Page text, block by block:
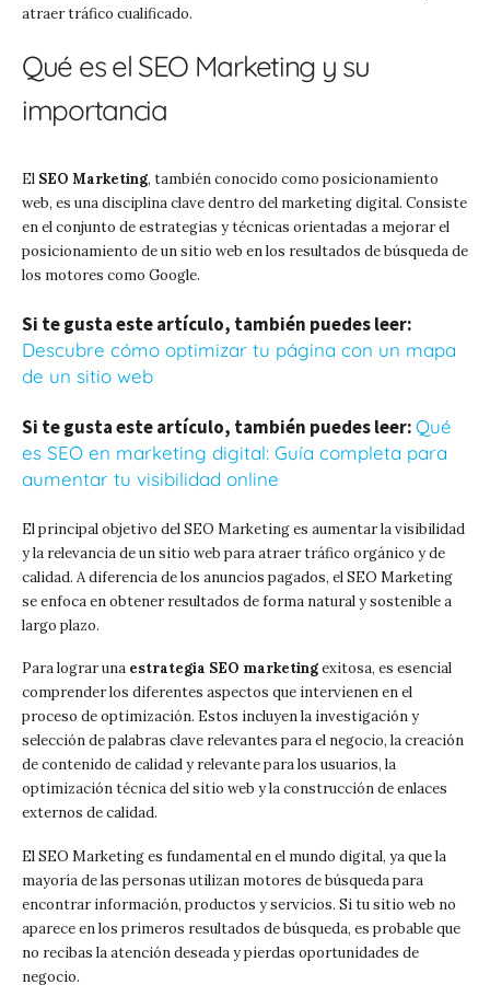
atraer tráfico cualificado.
Qué es el SEO Marketing y su
importancia
El SEO Marketing, también conocido como posicionamiento
web, es una disciplina clave dentro del marketing digital. Consiste
en el conjunto de estrategias y técnicas orientadas a mejorar el
posicionamiento de un sitio web en los resultados de búsqueda de
los motores como Google.
Si te gusta este artículo, también puedes leer:
Descubre cómo optimizar tu página con un mapa
de un sitio web
Si te gusta este artículo, también puedes leer:Qué
es SEO en marketing digital: Guía completa para
aumentar tu visibilidad online
El principal objetivo del SEO Marketing es aumentar la visibilidad
y la relevancia de un sitio web para atraer tráfico orgánico y de
calidad. A diferencia de los anuncios pagados, el SEO Marketing
se enfoca en obtener resultados de forma natural y sostenible a
largo plazo.
Para lograr una estrategia SEO marketingexitosa, es esencial
comprender los diferentes aspectos que intervienen en el
proceso de optimización. Estos incluyen la investigación y
selección de palabras clave relevantes para el negocio, la creación
de contenido de calidad y relevante para los usuarios, la
optimización técnica del sitio web y la construcción de enlaces
externos de calidad.
El SEO Marketing es fundamental en el mundo digital, ya que la
mayoría de las personas utilizan motores de búsqueda para
encontrar información, productos y servicios. Si tu sitio web no
aparece en los primeros resultados de búsqueda, es probable que
no recibas la atención deseada y pierdas oportunidades de
negocio.